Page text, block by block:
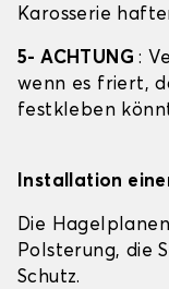
Karosserie
5- ACHTUNG:
wenn es friert,
festkleben
Installation
Die
Polsterung, die
Schutz.